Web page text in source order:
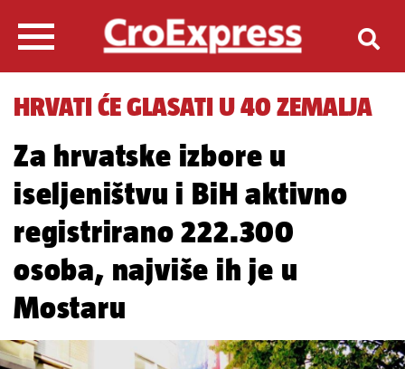
HRVATI ĆE GLASATI U 40 ZEMALJA
Za hrvatske izbore u
iseljeništvu i BiH aktivno
registrirano 222.300
osoba, najviše ih je u
Mostaru